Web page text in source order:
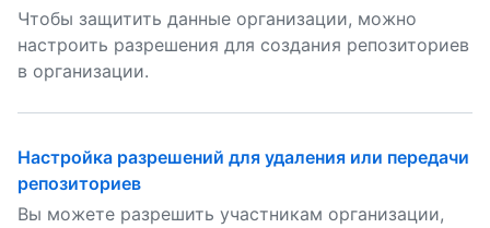
Чтобы защитить данные организации, можно
настроить разрешения для создания репозиториев
в организации.
Настройка разрешений для удаления или передачи
репозиториев
Вы можете разрешить участникам организации,